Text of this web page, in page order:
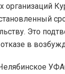
организаций
Это
в
УФАС